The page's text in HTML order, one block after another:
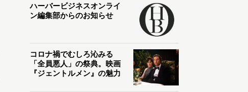
ハーバービジネスオンライ
ン編集部からのお知らせ
コロナ禍でむしろ沁みる
「全員悪人」の祭典。映画
『ジェントルメン』の魅力